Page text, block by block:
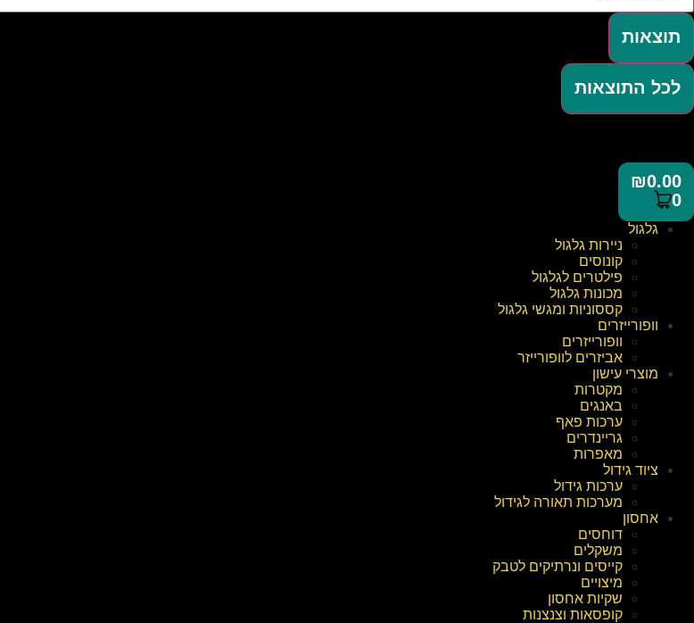
תוצאות
לכל התוצאות
₪0.00
0
גלגול
ניירות גלגול
קונוסים
פילטרים לגלגול
מכונות גלגול
קססוניות ומגשי גלגול
וופורייזרים
וופורייזרים
אביזרים לוופורייזר
מוצרי עישון
מקטרות
באנגים
ערכות פאף
גריינדרים
מאפרות
ציוד גידול
ערכות גידול
מערכות תאורה לגידול
אחסון
דוחסים
משקלים
קייסים ונרתיקים לטבק
מיצויים
שקיות אחסון
קופסאות וצנצנות